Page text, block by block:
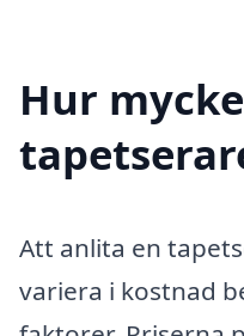
Hur
Att anlita en
variera i kostnad